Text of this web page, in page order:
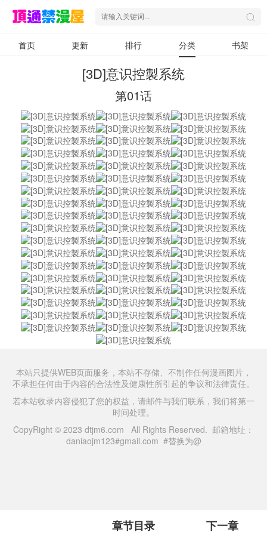
首页 更新 排行 分类 书架
[3D]意识控製系统
第01话
章节目录 下一章
本站只提供WEB页面服务，本站不存储、不制作任何漫画图片，
不承担任何由于内容的合法性及健康性所引起的争议和法律责任。
若本站收录内容侵犯了您的权益，请邮件与我们联系，我们将第一
时间处理。
CopyRight © 2023 dtjm6.com All Rights Reserved. 邮箱地址：
daniaojm123#gmail.com #替换为@